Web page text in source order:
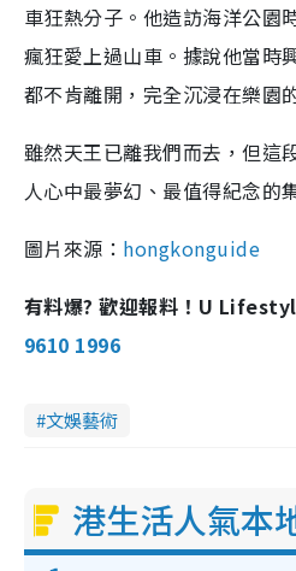
車狂熱分子。他造訪海洋公園
瘋狂愛上過山車。據說他當時
都不肯離開，完全沉浸在樂園
雖然天王已離我們而去，但這
人心中最夢幻、最值得紀念的
圖片來源： hongkonguide
有料爆? 歡迎報料！U
9610 1996
文娛藝術
港生活人氣本